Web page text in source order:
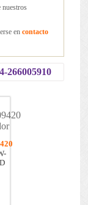
nuestros
en contacto
266005910